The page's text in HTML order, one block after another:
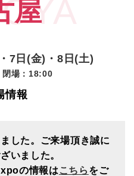
屋
7日(金)・8日(土)
場：18:00
情報
した。ご来場頂き誠に
いました。
の情報は こちら をご